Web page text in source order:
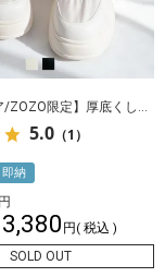
【公式ストア/ZOZO限定】厚底くしゅっとシャーリング メリージェーンスニーカー
5.0 （1）
即納
3,380
税込
SOLD OUT